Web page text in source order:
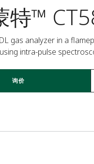
特™
gas analyzer in a
intra-pulse
询价